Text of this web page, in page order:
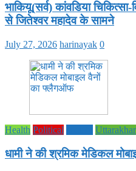
भाकियू(सर्व) कांवडिया
से जितेश्वर महादेव के सामने
July 27, 2026 harinayak 0
Health Political
धामी ने की श्रमिक मेडिकल